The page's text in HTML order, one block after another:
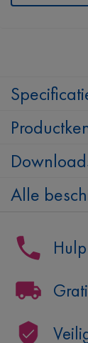
Alle